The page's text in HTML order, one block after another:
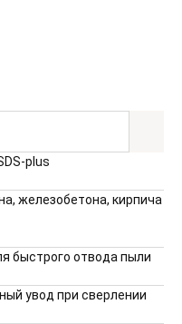
plus
железобетона, кирпича
быстрого отвода пыли
увод при сверлении